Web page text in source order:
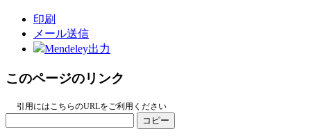
印刷
メール送信
Mendeley出力
このページのリンク
引用にはこちらのURLをご利用ください
コピー